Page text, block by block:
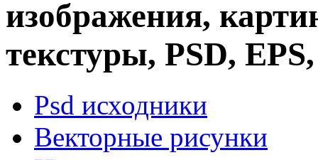
изображения,
текстуры, PSD,
Psd исходники
Векторные рисунки